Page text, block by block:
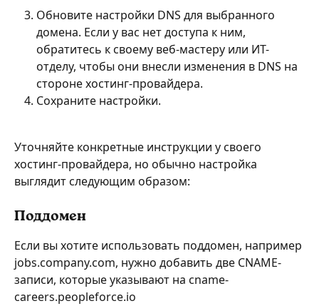
Обновите настройки DNS для выбранного
домена. Если у вас нет доступа к ним,
обратитесь к своему веб-мастеру или ИТ-
отделу, чтобы они внесли изменения в DNS на
стороне хостинг-провайдера.
Сохраните настройки.
Уточняйте конкретные инструкции у своего
хостинг-провайдера, но обычно настройка
выглядит следующим образом:
Поддомен
Если вы хотите использовать поддомен, например
jobs.company.com, нужно добавить две CNAME-
записи, которые указывают на cname-
careers.peopleforce.io